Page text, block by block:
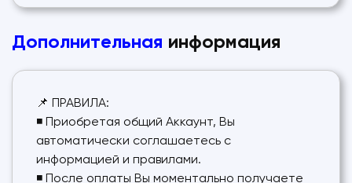
Дополнительная информация
📌 ПРАВИЛА:
◾ Приобретая общий Аккаунт, Вы
автоматически соглашаетесь с
информацией и правилами.
◾ После оплаты Вы моментально получаете